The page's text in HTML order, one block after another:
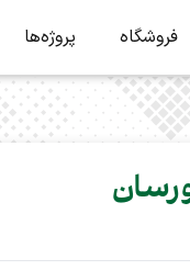
فروشگاه پروژه‌ها